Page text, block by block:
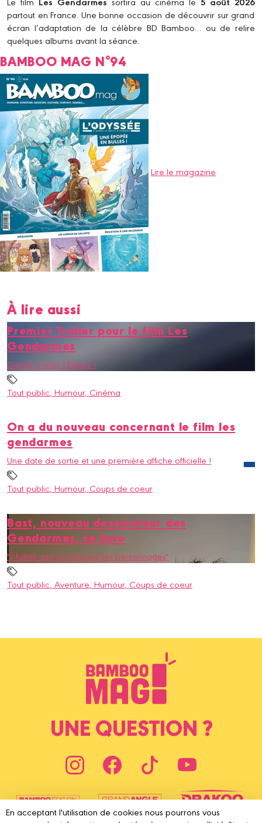
partout en France. Une bonne occasion de découvrir sur grand
écran l’adaptation de la célèbre BD Bamboo… ou de relire
quelques albums avant la séance.
BAMBOO MAG N°94
Lire le magazine
À lire aussi
Premier Trailer pour le film Les
Gendarmes
Garde à vous ! Repos !
Tout public, Humour, Cinéma
On a du nouveau concernant le film les
gendarmes
Une date de sortie et une première affiche officielle !
Tout public, Humour, Coups de coeur
Bast, nouveau dessinateur des
Gendarmes, se livre
"Il fallait que je préserve les personnages"
Tout public, Aventure, Humour, Coups de coeur
UNE QUESTION ?
En acceptant l'utilisation de cookies nous pourrons vous